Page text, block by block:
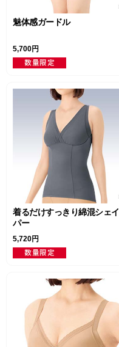
魅体感ガードル
5,700円
着るだけすっきり綿混シェイ
パー
5,720円